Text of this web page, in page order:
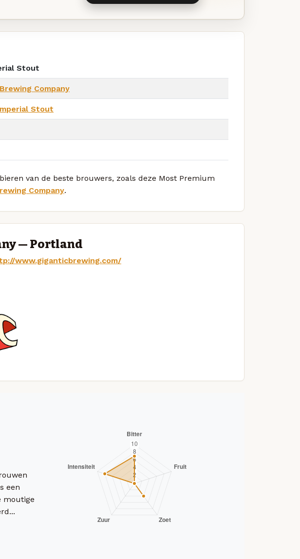
Stout
Company
Stout
van de beste brouwers, zoals deze Most Premium
Company.
— Portland
www.giganticbrewing.com/
een
moutige